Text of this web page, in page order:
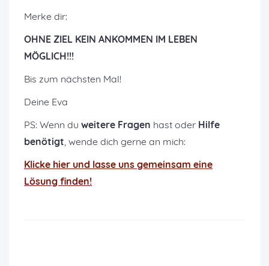
Merke dir:
OHNE ZIEL KEIN ANKOMMEN IM LEBEN
MÖGLICH!!!
Bis zum nächsten Mal!
Deine Eva
PS: Wenn du weitere Fragen hast oder Hilfe
benötigt , wende dich gerne an mich:
Klicke hier und lasse uns gemeinsam eine
Lösung finden!